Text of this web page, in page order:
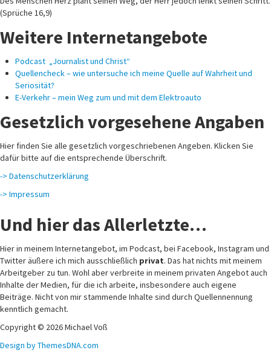
(Sprüche 16,9)
Weitere Internetangebote
Podcast „Journalist und Christ“
Quellencheck – wie untersuche ich meine Quelle auf Wahrheit und
Seriosität?
E-Verkehr – mein Weg zum und mit dem Elektroauto
Gesetzlich vorgesehene Angaben
Hier finden Sie alle gesetzlich vorgeschriebenen Angeben. Klicken Sie
dafür bitte auf die entsprechende Überschrift.
-> Datenschutzerklärung
-> Impressum
Und hier das Allerletzte…
Hier in meinem Internetangebot, im Podcast, bei Facebook, Instagram und
Twitter äußere ich mich ausschließlich privat. Das hat nichts mit meinem
Arbeitgeber zu tun. Wohl aber verbreite in meinem privaten Angebot auch
Inhalte der Medien, für die ich arbeite, insbesondere auch eigene
Beiträge. Nicht von mir stammende Inhalte sind durch Quellennennung
kenntlich gemacht.
Copyright © 2026 Michael Voß
Design by ThemesDNA.com